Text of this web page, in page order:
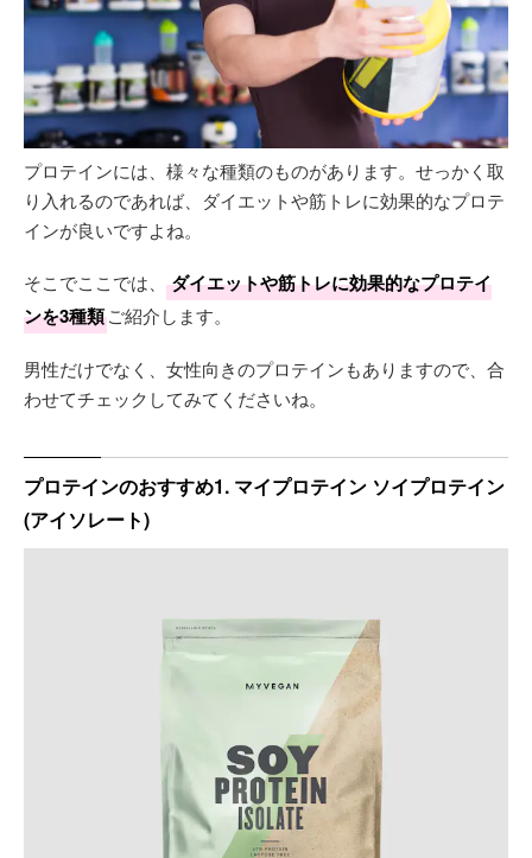
プロテインには、様々な種類のものがあります。せっかく取
り入れるのであれば、ダイエットや筋トレに効果的なプロテ
インが良いですよね。
そこでここでは、
ダイエットや筋トレに効果的なプロテイ
ンを3種類ご紹介します。
男性だけでなく、女性向きのプロテインもありますので、合
わせてチェックしてみてくださいね。
プロテインのおすすめ1. マイプロテイン ソイプロテイン
(アイソレート)